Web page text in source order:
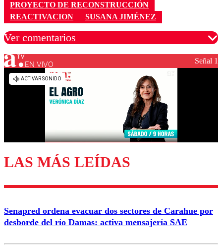
PROYECTO DE RECONSTRUCCIÓN
REACTIVACION
SUSANA JIMÉNEZ
Ver comentarios
Los comentarios son moderados para garantizar un
diálogo respetuoso.
Enviar comentario
EN VIVO Señal 1
LAS MÁS LEÍDAS
Senapred ordena evacuar dos sectores de Carahue por
desborde del río Damas: activa mensajería SAE